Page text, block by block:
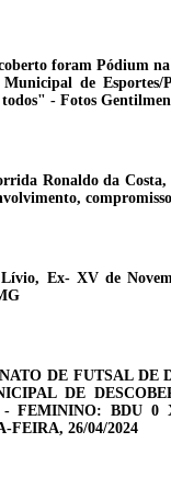
foram Pódium
de
- Fotos
Ronaldo da
Ex- XV de
DE FUTSAL DE
DE
FEMININO: BDU 0
FEIRA, 26/04/2024